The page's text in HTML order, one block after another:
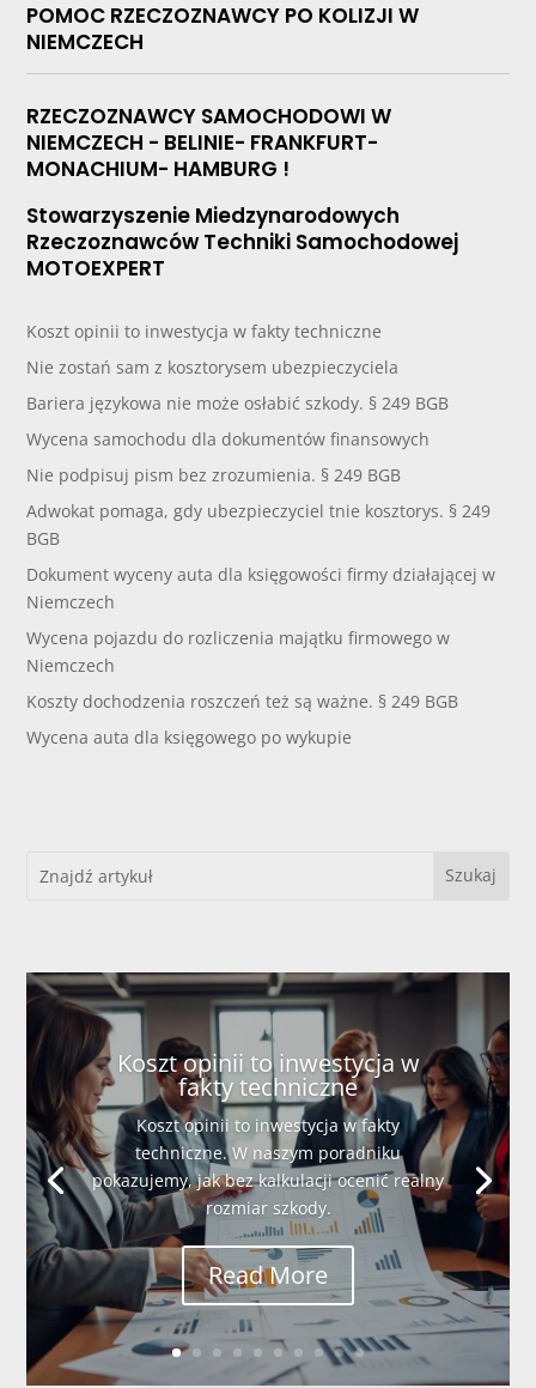
POMOC RZECZOZNAWCY PO KOLIZJI W
NIEMCZECH
RZECZOZNAWCY SAMOCHODOWI W
NIEMCZECH - BELINIE- FRANKFURT-
MONACHIUM- HAMBURG !
Stowarzyszenie Miedzynarodowych
Rzeczoznawców Techniki Samochodowej
MOTOEXPERT
Koszt opinii to inwestycja w fakty techniczne
Nie zostań sam z kosztorysem ubezpieczyciela
Bariera językowa nie może osłabić szkody. § 249 BGB
Wycena samochodu dla dokumentów finansowych
Nie podpisuj pism bez zrozumienia. § 249 BGB
Adwokat pomaga, gdy ubezpieczyciel tnie kosztorys. § 249
BGB
Dokument wyceny auta dla księgowości firmy działającej w
Niemczech
Wycena pojazdu do rozliczenia majątku firmowego w
Niemczech
Koszty dochodzenia roszczeń też są ważne. § 249 BGB
Wycena auta dla księgowego po wykupie
Koszt opinii to inwestycja w
fakty techniczne
Koszt opinii to inwestycja w fakty
techniczne. W naszym poradniku
pokazujemy, jak bez kalkulacji ocenić realny
rozmiar szkody.
Read More